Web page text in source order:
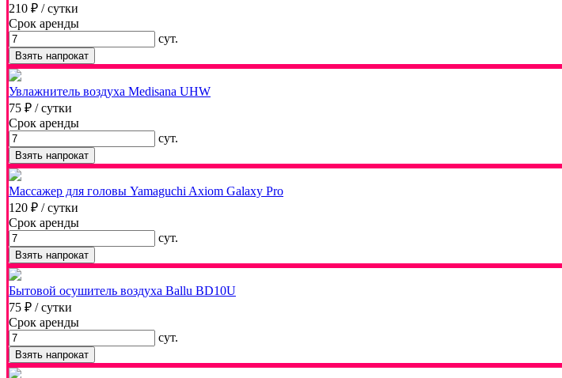
210 ₽ / сутки
Срок аренды
сут.
Взять напрокат
Увлажнитель воздуха Medisana UHW
75 ₽ / сутки
Срок аренды
сут.
Взять напрокат
Массажер для головы Yamaguchi Axiom Galaxy Pro
120 ₽ / сутки
Срок аренды
сут.
Взять напрокат
Бытовой осушитель воздуха Ballu BD10U
75 ₽ / сутки
Срок аренды
сут.
Взять напрокат